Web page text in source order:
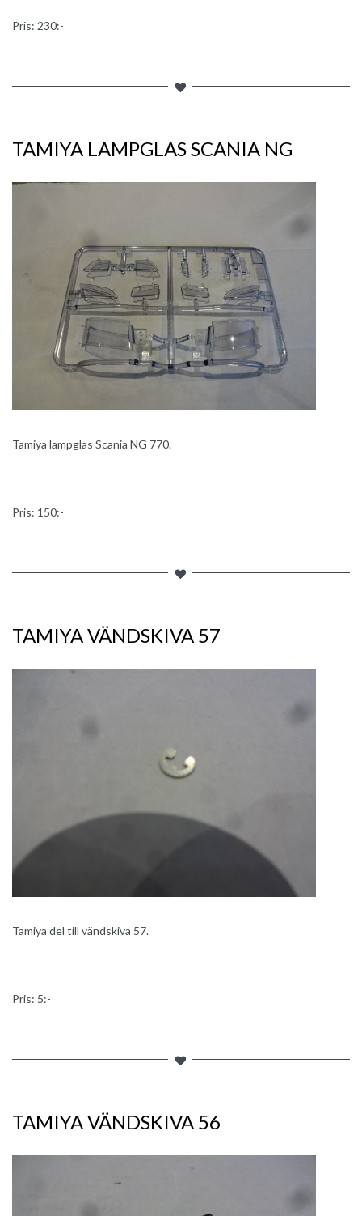
Pris: 230:-
TAMIYA LAMPGLAS SCANIA NG
Tamiya lampglas Scania NG 770.
Pris: 150:-
TAMIYA VÄNDSKIVA 57
Tamiya del till vändskiva 57.
Pris: 5:-
TAMIYA VÄNDSKIVA 56